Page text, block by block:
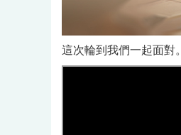
這次輪到我們一起面對。